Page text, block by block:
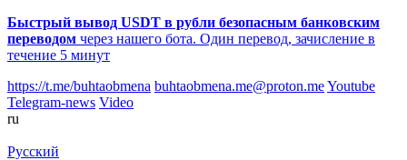
Быстрый вывод USDT в рубли безопасным банковским
переводом через нашего бота. Один перевод, зачисление в
течение 5 минут
https://t.me/buhtaobmena buhtaobmena.me@proton.meYoutube
Telegram-news Video
ru
Русский